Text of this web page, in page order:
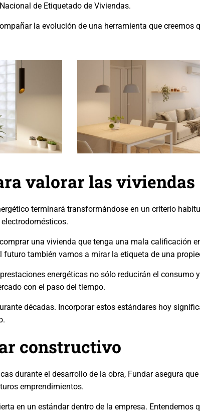
de Etiquetado de Viviendas.
la evolución de una herramienta que creemos
valorar las viviendas
terminará transformándose en un criterio
una vivienda que tenga una mala calificación
futuro también vamos a mirar la etiqueta de una
energéticas no sólo reducirán el consumo
con el paso del tiempo.
décadas. Incorporar estos estándares hoy
constructivo
durante el desarrollo de la obra, Fundar asegura
emprendimientos.
en un estándar dentro de la empresa. Entendemos